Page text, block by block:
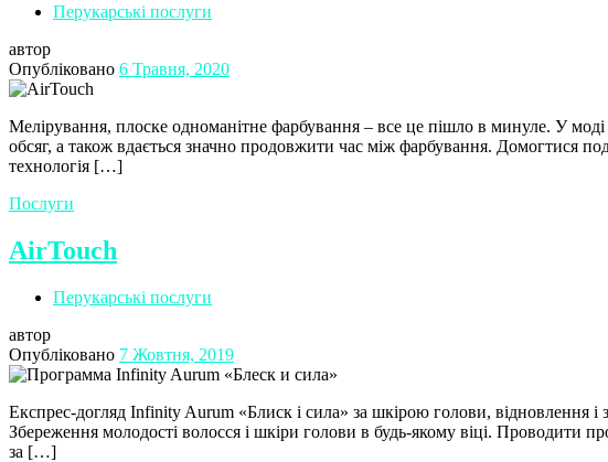
Перукарські послуги
автор
Опубліковано 6 Травня, 2020
Мелірування, плоске одноманітне фарбування – все це пішло в минуле. У моді
обсяг, а також вдається значно продовжити час між фарбування. Домогтися
технологія […]
Послуги
AirTouch
Перукарські послуги
автор
Опубліковано 7 Жовтня, 2019
Експрес-догляд Infinity Aurum «Блиск і сила» за шкірою голови, відновлення
Збереження молодості волосся і шкіри голови в будь-якому віці. Проводити
за […]